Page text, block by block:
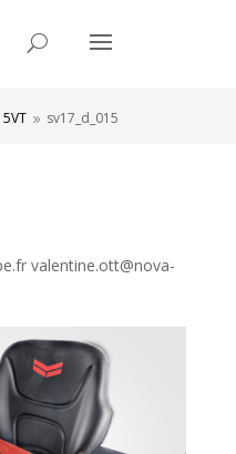
9 sv17_d_015
valentine.ott@nova-